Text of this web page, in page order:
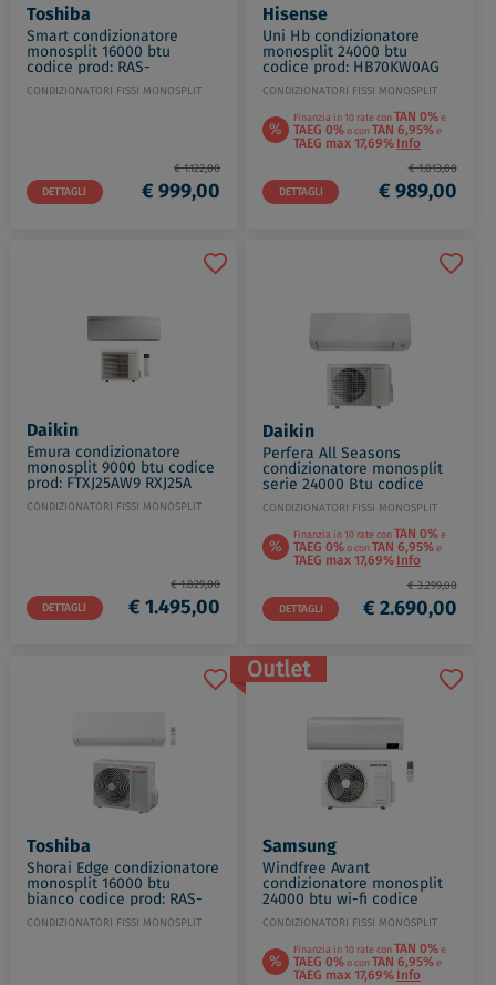
Toshiba
Smart condizionatore
monosplit 16000 btu
codice prod: RAS-
B16S4KVG-E RAS-16E2AVG-E
CONDIZIONATORI FISSI MONOSPLIT
DETTAGLI
€ 1.122,00
€ 999,00
Hisense
Uni Hb condizionatore
monosplit 24000 btu
codice prod: HB70KW0AG
AS70KW00W
CONDIZIONATORI FISSI MONOSPLIT
% Finanzia in 10 rate conTAN 0%e
TAEG 0%o conTAN 6,95%e
TAEG max 17,69%Info
DETTAGLI
€ 1.013,00
€ 989,00
Daikin
Emura condizionatore
monosplit 9000 btu codice
prod: FTXJ25AW9 RXJ25A
CONDIZIONATORI FISSI MONOSPLIT
DETTAGLI
€ 1.829,00
€ 1.495,00
Daikin
Perfera All Seasons
condizionatore monosplit
serie 24000 Btu codice
prod: FTXM71A RXM71A
CONDIZIONATORI FISSI MONOSPLIT
% Finanzia in 10 rate conTAN 0%e
TAEG 0%o conTAN 6,95%e
TAEG max 17,69%Info
DETTAGLI
€ 3.299,00
€ 2.690,00
Toshiba
Shorai Edge condizionatore
monosplit 16000 btu
bianco codice prod: RAS-
B16N4KVSG-E RAS-
16J2AVSG-E
CONDIZIONATORI FISSI MONOSPLIT
Outlet
Samsung
Windfree Avant
condizionatore monosplit
24000 btu wi-fi codice
prod: AR24TXEAAWKNEU
AR24TXEAAWKXEU
CONDIZIONATORI FISSI MONOSPLIT
% Finanzia in 10 rate conTAN 0%e
TAEG 0%o conTAN 6,95%e
TAEG max 17,69%Info